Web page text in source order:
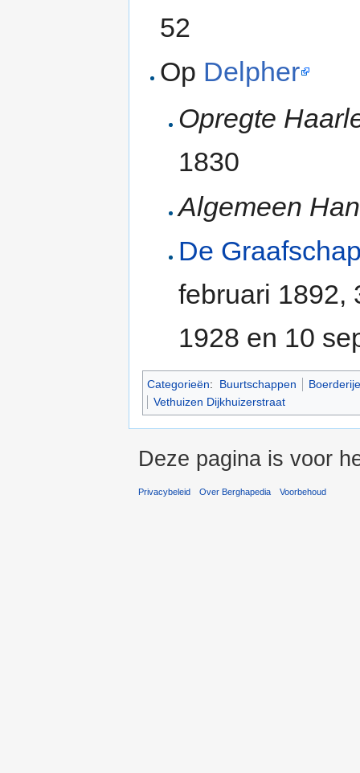
52
Op Delpher
Opregte
1830
Algemeen
De
februari 1892,
1928 en 10
Categorieën: Buurtschappen
Vethuizen Dijkhuizerstraat
Deze pagina is voor
Privacybeleid Over Berghapedia Voorbehoud